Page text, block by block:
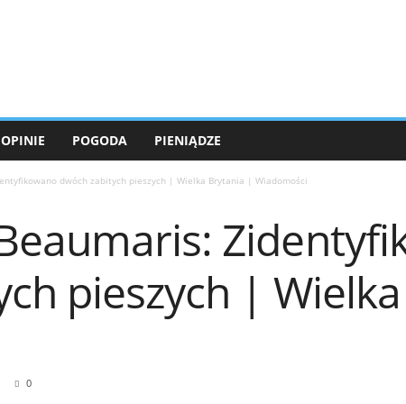
OPINIE POGODA PIENIĄDZE
dwóch zabitych pieszych | Wielka Brytania | Wiadomości
pieszych |
0